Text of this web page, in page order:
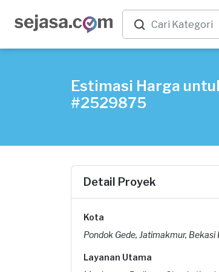
Estimasi Harga
#2529875
Detail Proyek
Kota
Pondok Gede, Jatimakmur, Bekasi
Layanan Utama